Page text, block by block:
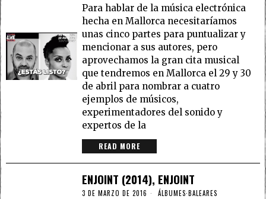
Para hablar de la música electrónica
hecha en Mallorca necesitaríamos
unas cinco partes para puntualizar y
mencionar a sus autores, pero
aprovechamos la gran cita musical
que tendremos en Mallorca el 29 y 30
de abril para nombrar a cuatro
ejemplos de músicos,
experimentadores del sonido y
expertos de la
READ MORE
ENJOINT (2014), ENJOINT
3 DE MARZO DE 2016 ÁLBUMES·BALEARES